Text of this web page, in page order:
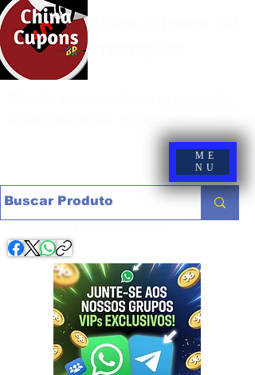
ME
NU